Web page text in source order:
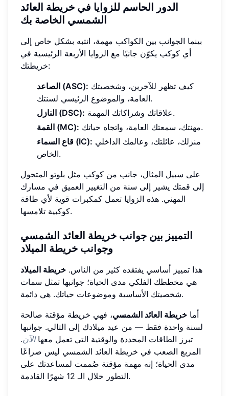
الدور الحاسم للزوايا في خريطة العائد
الشمسي الخاصة بك
بينما الجوانب بين الكواكب مهمة، انتبه بشكل خاص إلى
أي كوكب يكوّن جانبًا مع الزوايا الأربعة الرئيسية في
خريطتك:
الصاعد (ASC):
العامة، والموضوع الرئيسي لسنتك.
النازل (DSC):
علاقاتك وشراكاتك المهمة.
القمة (MC):
مهنتك، سمعتك العامة، واتجاه حياتك.
قاع السماء (IC):
الخاص.
على سبيل المثال، جانب من كوكب مثل بلوتو المتحول
إلى قمتك يشير إلى سنة من التغيير العميق في مسارك
المهني. هذه الزوايا تعمل كمكبرات قوية لأي طاقة
كوكبية تلامسها.
التمييز بين جوانب خريطة العائد الشمسي
وجوانب خريطة الميلاد
هذا تمييز أساسي يفتقده كثير من الناس. خريطة الميلاد
هي مخططك الفلكي مدى الحياة؛ جوانبها تمثل سمات
شخصيتك الأساسية وموضوعات حياتك. هي دائمة.
أما خريطة العائد الشمسي، فهي خريطة مؤقتة صالحة
لسنة واحدة فقط — من عيد ميلادك إلى التالي. جوانبها
تبرز الطاقات المحددة والوقتية التي تعمل معهاالآن.
المربع الصعب في خريطة العائد الشمسي ليس صراعًا
مدى الحياة؛ إنه مهمة مؤقتة صُممت لمساعدتك على
التطور خلال الـ 12 شهرًا القادمة.